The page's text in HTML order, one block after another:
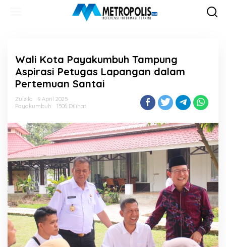
Wali Kota Payakumbuh Tampung
Aspirasi Petugas Lapangan dalam
Pertemuan Santai
Zulzila
9 April 2025
Payakumbuh
1506 Dilihat